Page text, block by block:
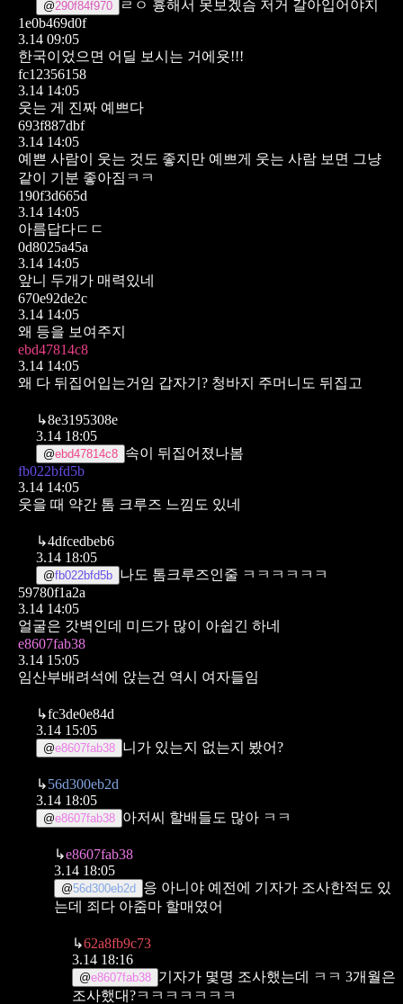
@290f84f970
ㄹㅇ 흉해서 못보겠슴 저거 갈아입어야지
1e0b469d0f
3.14 09:05
한국이었으면 어딜 보시는 거에욧!!!
fc12356158
3.14 14:05
웃는 게 진짜 예쁘다
693f887dbf
3.14 14:05
예쁜 사람이 웃는 것도 좋지만 예쁘게 웃는 사람 보면 그냥
같이 기분 좋아짐ㅋㅋ
190f3d665d
3.14 14:05
아름답다ㄷㄷ
0d8025a45a
3.14 14:05
앞니 두개가 매력있네
670e92de2c
3.14 14:05
왜 등을 보여주지
ebd47814c8
3.14 14:05
왜 다 뒤집어입는거임 갑자기? 청바지 주머니도 뒤집고
↳8e3195308e
3.14 18:05
@ebd47814c8 속이 뒤집어졌나봄
fb022bfd5b
3.14 14:05
웃을 때 약간 톰 크루즈 느낌도 있네
↳4dfcedbeb6
3.14 18:05
@fb022bfd5b 나도 톰크루즈인줄 ㅋㅋㅋㅋㅋㅋ
59780f1a2a
3.14 14:05
얼굴은 갓벽인데 미드가 많이 아쉽긴 하네
e8607fab38
3.14 15:05
임산부배려석에 앉는건 역시 여자들임
↳fc3de0e84d
3.14 15:05
@e8607fab38 니가 있는지 없는지 봤어?
↳56d300eb2d
3.14 18:05
@e8607fab38 아저씨 할배들도 많아 ㅋㅋ
↳e8607fab38
3.14 18:05
@56d300eb2d
응 아니야 예전에 기자가 조사한적도 있
는데 죄다 아줌마 할매였어
↳62a8fb9c73
3.14 18:16
@e8607fab38 기자가 몇명 조사했는데 ㅋㅋ 3개월은
조사했대?ㅋㅋㅋㅋㅋㅋㅋ